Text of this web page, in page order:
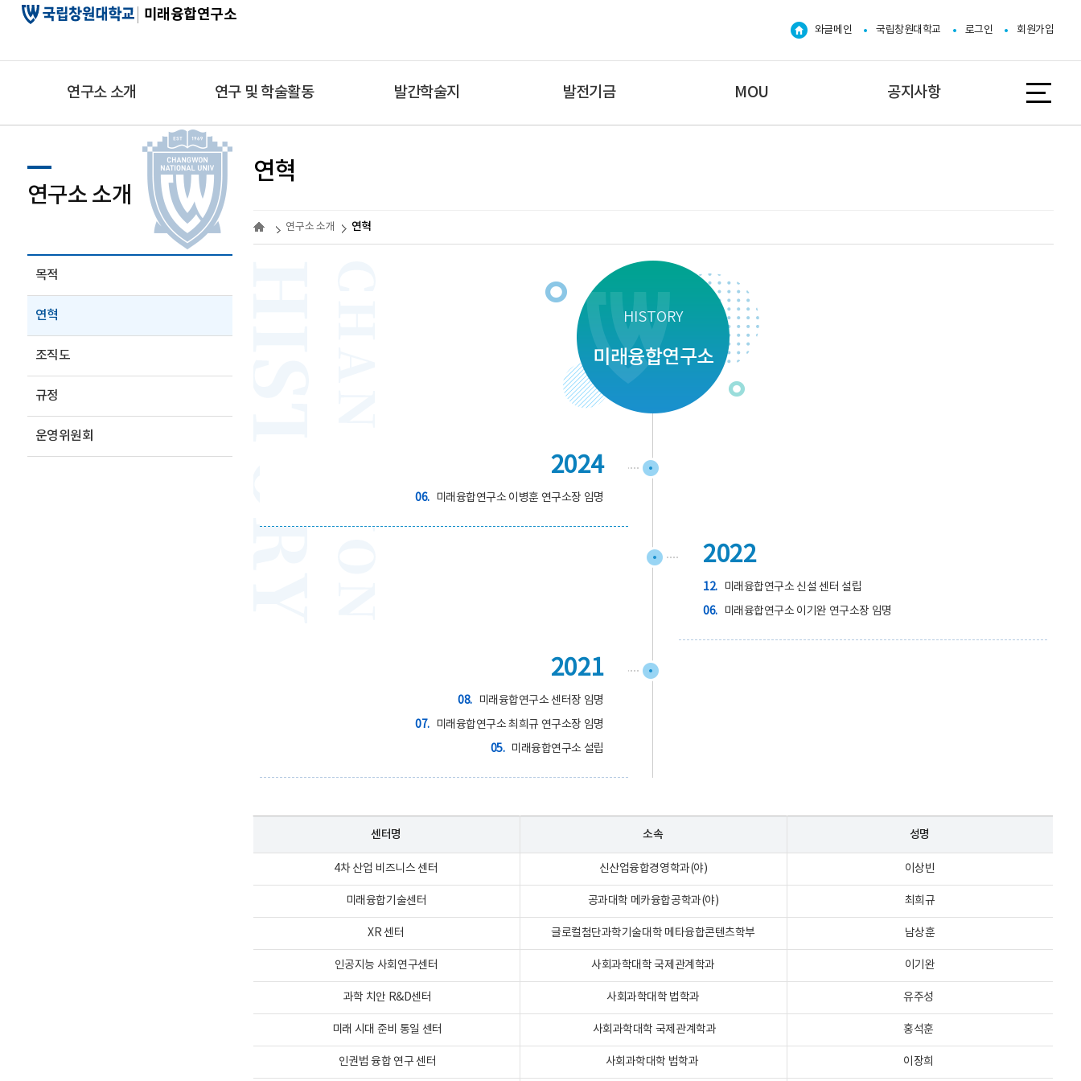
미래융합연구소
와글메인 국립창원대학교 로그인 회원가입
연구소 소개 연구 및 학술활동 발간학술지 발전기금 MOU 공지사항
연구소 소개
목적
연혁
조직도
규정
운영위원회
연혁
연구소 소개 연혁
HISTORY
미래융합연구소
2024
06. 미래융합연구소 이병훈 연구소장 임명
2022
12. 미래융합연구소 신설 센터 설립
06. 미래융합연구소 이기완 연구소장 임명
2021
08. 미래융합연구소 센터장 임명
07. 미래융합연구소 최희규 연구소장 임명
05. 미래융합연구소 설립
센터명 소속 성명
4차 산업 비즈니스 센터 신산업융합경영학과(야) 이상빈
미래융합기술센터 공과대학 메카융합공학과(야) 최희규
XR 센터 글로컬첨단과학기술대학 메타융합콘텐츠학부 남상훈
인공지능 사회연구센터 사회과학대학 국제관계학과 이기완
과학 치안 R&D센터 사회과학대학 법학과 유주성
미래 시대 준비 통일 센터 사회과학대학 국제관계학과 홍석훈
인권법 융합 연구 센터 사회과학대학 법학과 이장희